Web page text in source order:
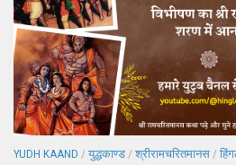
YUDH KAAND / युद्धकाण्ड / श्रीरामचरितमानस /